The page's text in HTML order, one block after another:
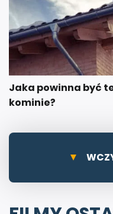
Jaka powinna być
kominie?